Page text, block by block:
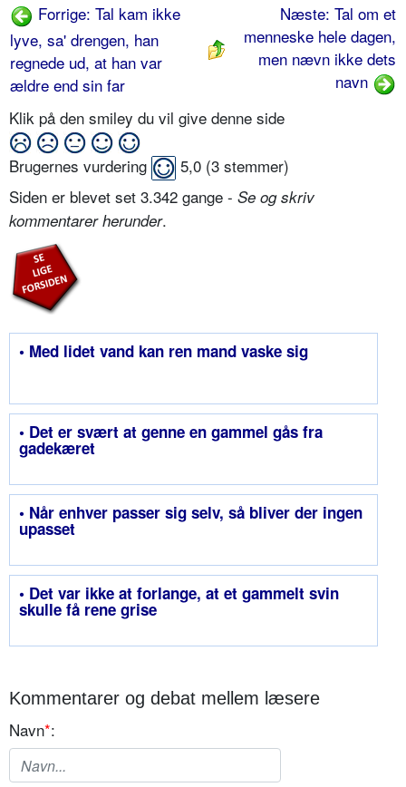
Forrige: Tal kam ikke
lyve, sa' drengen, han
regnede ud, at han var
ældre end sin far
Næste: Tal om et
menneske hele dagen,
men nævn ikke dets
navn
Klik på den smiley du vil give denne side
Brugernes vurdering 5,0 (3 stemmer)
Siden er blevet set 3.342 gange - Se og skriv
kommentarer herunder.
• Med lidet vand kan ren mand vaske sig
• Det er svært at genne en gammel gås fra
gadekæret
• Når enhver passer sig selv, så bliver der ingen
upasset
• Det var ikke at forlange, at et gammelt svin
skulle få rene grise
Kommentarer og debat mellem læsere
Navn*: